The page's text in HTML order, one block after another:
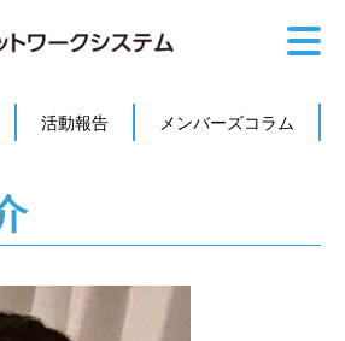
活動報告 メンバーズコラム